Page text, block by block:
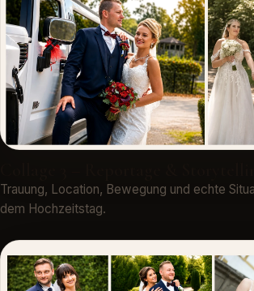
Trauung, Location, Bewegung und echte
dem Hochzeitstag.